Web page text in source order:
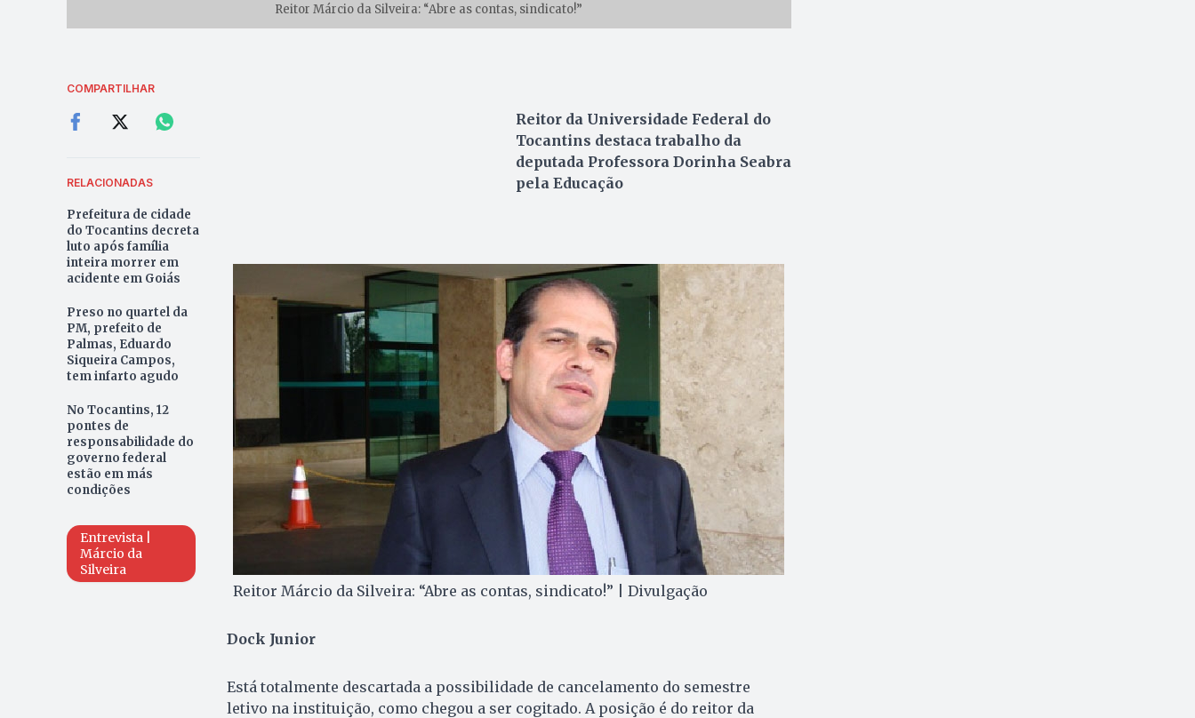
Reitor Márcio da Silveira: “Abre as contas, sindicato!”
COMPARTILHAR
RELACIONADAS
Prefeitura de cidade
do Tocantins decreta
luto após família
inteira morrer em
acidente em Goiás
Preso no quartel da
PM, prefeito de
Palmas, Eduardo
Siqueira Campos,
tem infarto agudo
No Tocantins, 12
pontes de
responsabilidade do
governo federal
estão em más
condições
Entrevista |
Márcio da
Silveira
Reitor da Universidade Federal do
Tocantins destaca trabalho da
deputada Professora Dorinha Seabra
pela Educação
Reitor Márcio da Silveira: “Abre as contas, sindicato!” | Divulgação
Dock Junior
Está totalmente descartada a possibilidade de cancelamento do semestre
letivo na instituição, como chegou a ser cogitado. A posição é do reitor da